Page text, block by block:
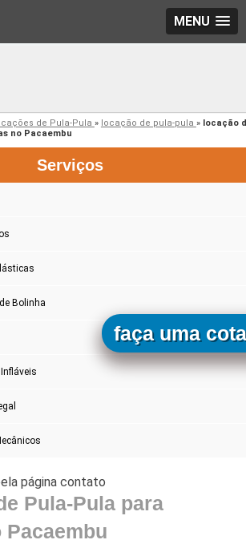
MENU
de Pula-Pula » locação de pula-pula » locação
no Pacaembu
Serviços
Bolinha
Pula-Pula para
Pacaembu
faça uma